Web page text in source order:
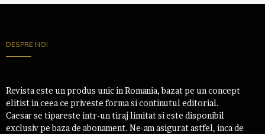
DESPRE NOI
Revista este un produs unic in Romania, bazat pe un concept
elitist in ceea ce priveste forma si continutul editorial.
Caesar se tipareste intr-un tiraj limitat si este disponibil
exclusiv pe baza de abonament. Ne-am asigurat astfel, inca de